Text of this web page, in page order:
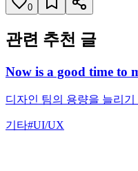
0
관련 추천 글
Now is a good time to
디자인 팀의 용량을 늘리
기타#UI/UX